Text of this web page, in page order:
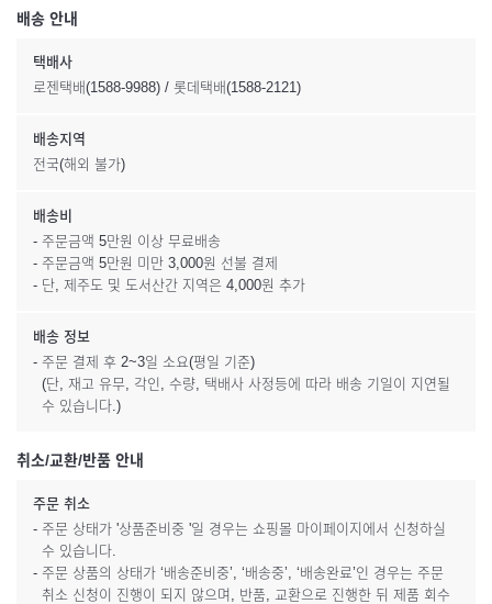
배송 안내
택배사
로젠택배(1588-9988) / 롯데택배(1588-2121)
배송지역
전국(해외 불가)
배송비
- 주문금액 5만원 이상 무료배송
- 주문금액 5만원 미만 3,000원 선불 결제
- 단, 제주도 및 도서산간 지역은 4,000원 추가
배송 정보
- 주문 결제 후 2~3일 소요(평일 기준)
(단, 재고 유무, 각인, 수량, 택배사 사정등에 따라 배송 기일이 지연될
수 있습니다.)
취소/교환/반품 안내
주문 취소
- 주문 상태가 '상품준비중 '일 경우는 쇼핑몰 마이페이지에서 신청하실
수 있습니다.
- 주문 상품의 상태가 ‘배송준비중’, ‘배송중’, ‘배송완료’인 경우는 주문
취소 신청이 진행이 되지 않으며, 반품, 교환으로 진행한 뒤 제품 회수